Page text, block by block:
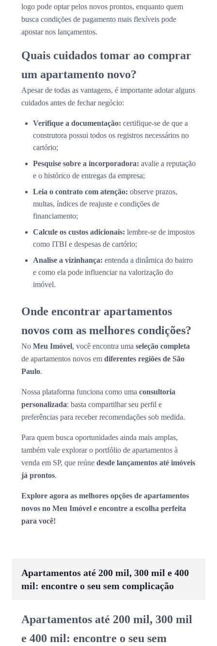
logo pode optar pelos novos prontos, enquanto quem
busca condições de pagamento mais flexíveis pode
apostar nos lançamentos.
Quais cuidados tomar ao comprar
um apartamento novo?
Apesar de todas as vantagens, é importante adotar alguns
cuidados antes de fechar negócio:
Verifique a documentação: certifique-se de que a
construtora possui todos os registros necessários no
cartório;
Pesquise sobre a incorporadora: avalie a reputação
e o histórico de entregas da empresa;
Leia o contrato com atenção: observe prazos,
multas, índices de reajuste e condições de
financiamento;
Calcule os custos adicionais: lembre-se de impostos
como ITBI e despesas de cartório;
Analise a vizinhança: entenda a dinâmica do bairro
e como ela pode influenciar na valorização do
imóvel.
Onde encontrar apartamentos
novos com as melhores condições?
No Meu Imóvel, você encontra uma seleção completa
de apartamentos novos em diferentes regiões de São
Paulo.
Nossa plataforma funciona como uma consultoria
personalizada: basta compartilhar seu perfil e
preferências para receber recomendações sob medida.
Para quem busca oportunidades ainda mais amplas,
também vale explorar o portfólio de apartamentos à
venda em SP, que reúne desde lançamentos até imóveis
já prontos.
Explore agora as melhores opções de apartamentos
novos no Meu Imóvel e encontre a escolha perfeita
para você!
Apartamentos até 200 mil, 300 mil e 400
mil: encontre o seu sem complicação
Apartamentos até 200 mil, 300 mil
e 400 mil: encontre o seu sem